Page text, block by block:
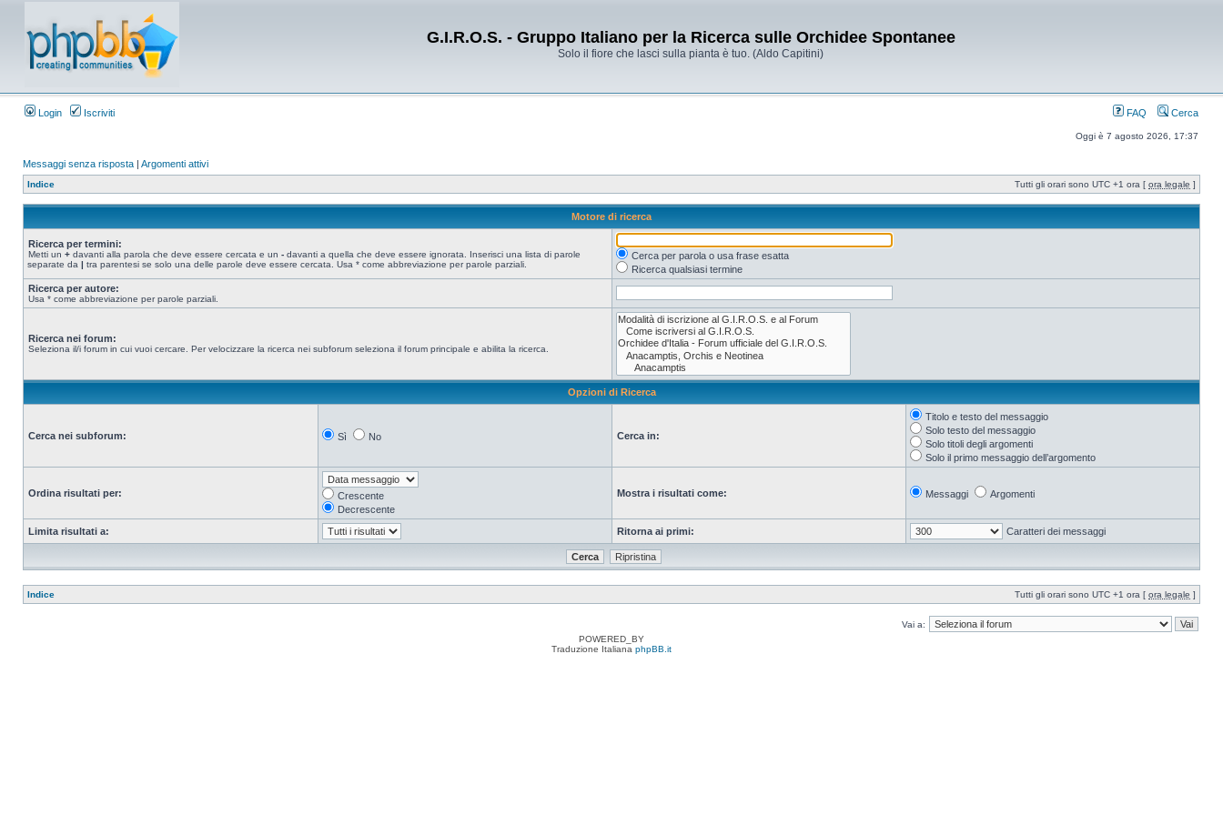
G.I.R.O.S. - Gruppo Italiano per la Ricerca sulle Orchidee Spontanee
Solo il fiore che lasci sulla pianta è tuo. (Aldo Capitini)
Login Iscriviti FAQ Cerca
Oggi è 7 agosto 2026, 17:37
Messaggi senza risposta | Argomenti attivi
Indice Tutti gli orari sono UTC +1 ora [ ora legale ]
Motore di ricerca
Ricerca per termini:
Metti un + davanti alla parola che deve essere cercata e un - davanti a quella che deve essere ignorata. Inserisci una lista di parole
separate da | tra parentesi se solo una delle parole deve essere cercata. Usa * come abbreviazione per parole parziali.
Cerca per parola o usa frase esatta
Ricerca qualsiasi termine
Ricerca per autore:
Usa * come abbreviazione per parole parziali.
Ricerca nei forum:
Seleziona il/i forum in cui vuoi cercare. Per velocizzare la ricerca nei subforum seleziona il forum principale e abilita la ricerca.
Opzioni di Ricerca
Cerca nei subforum: Sì No Cerca in:
Titolo e testo del messaggio
Solo testo del messaggio
Solo titoli degli argomenti
Solo il primo messaggio dell’argomento
Ordina risultati per:
Crescente
Decrescente
Mostra i risultati come: Messaggi Argomenti
Limita risultati a: Ritorna ai primi: Caratteri dei messaggi
Indice Tutti gli orari sono UTC +1 ora [ ora legale ]
Vai a:
POWERED_BY
Traduzione Italiana phpBB.it